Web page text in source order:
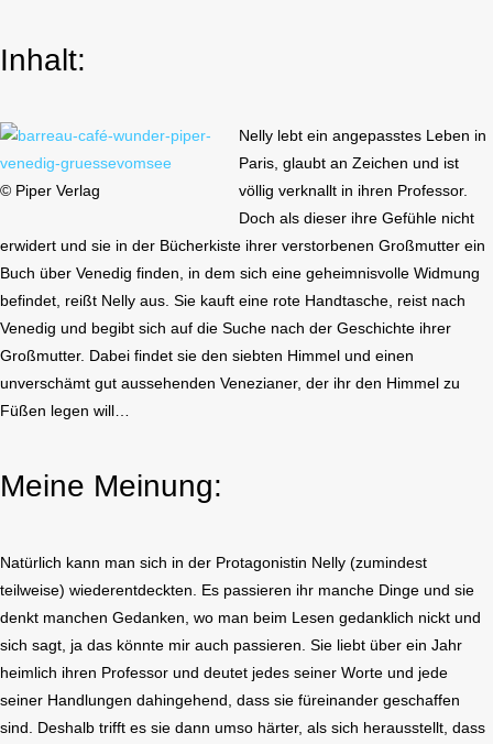
Inhalt:
© Piper Verlag
Nelly lebt ein angepasstes Leben in
Paris, glaubt an Zeichen und ist
völlig verknallt in ihren Professor.
Doch als dieser ihre Gefühle nicht
erwidert und sie in der Bücherkiste ihrer verstorbenen Großmutter ein
Buch über Venedig finden, in dem sich eine geheimnisvolle Widmung
befindet, reißt Nelly aus. Sie kauft eine rote Handtasche, reist nach
Venedig und begibt sich auf die Suche nach der Geschichte ihrer
Großmutter. Dabei findet sie den siebten Himmel und einen
unverschämt gut aussehenden Venezianer, der ihr den Himmel zu
Füßen legen will…
Meine Meinung:
Natürlich kann man sich in der Protagonistin Nelly (zumindest
teilweise) wiederentdeckten. Es passieren ihr manche Dinge und sie
denkt manchen Gedanken, wo man beim Lesen gedanklich nickt und
sich sagt, ja das könnte mir auch passieren. Sie liebt über ein Jahr
heimlich ihren Professor und deutet jedes seiner Worte und jede
seiner Handlungen dahingehend, dass sie füreinander geschaffen
sind. Deshalb trifft es sie dann umso härter, als sich herausstellt, dass